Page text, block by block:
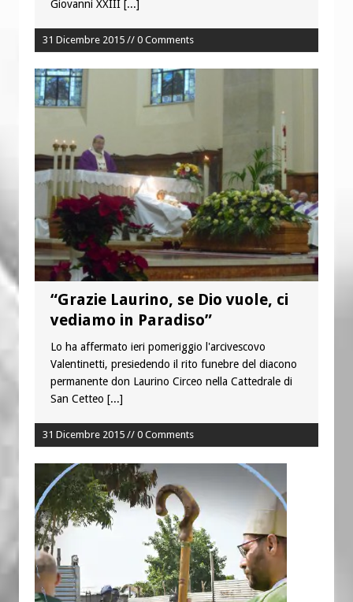
Giovanni XXIII [...]
31 Dicembre 2015 // 0 Comments
“Grazie Laurino, se Dio vuole, ci
vediamo in Paradiso”
Lo ha affermato ieri pomeriggio l'arcivescovo
Valentinetti, presiedendo il rito funebre del diacono
permanente don Laurino Circeo nella Cattedrale di
San Cetteo [...]
31 Dicembre 2015 // 0 Comments